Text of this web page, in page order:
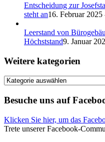
Entscheidung zur
steht an16. Februar 2025
Leerstand von
Höchststand9. Januar
Weitere kategorien
Weitere
Besuche uns auf
Klicken Sie hier, um das
Trete unserer Facebook-